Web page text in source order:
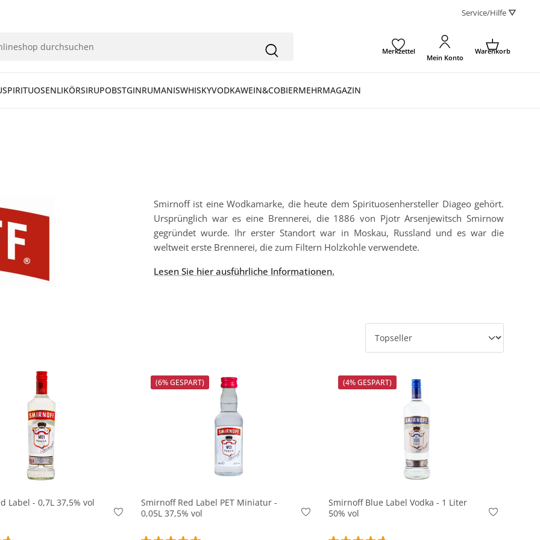
Service/Hilfe ⛛
Merkzettel
Mein Konto
Warenkorb
SPIRITUOSENLIKÖRSIRUPOBSTGINRUMANISWHISKYVODKAWEIN&COBIERMEHRMAGAZIN
Smirnoff ist eine Wodkamarke, die heute dem Spirituosenhersteller Diageo gehört.
Ursprünglich war es eine Brennerei, die 1886 von Pjotr Arsenjewitsch Smirnow
gegründet wurde. Ihr erster Standort war in Moskau, Russland und es war die
weltweit erste Brennerei, die zum Filtern Holzkohle verwendete.
Lesen Sie hier ausführliche Informationen.
Label - 0,7L 37,5% vol
In den Korb
(6% GESPART)
Smirnoff Red Label PET Miniatur -
0,05L 37,5% vol
In den Korb
(4% GESPART)
Smirnoff Blue Label Vodka - 1 Liter
50% vol
In den Korb